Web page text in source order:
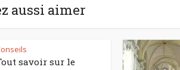
aussi aimer
savoir sur le